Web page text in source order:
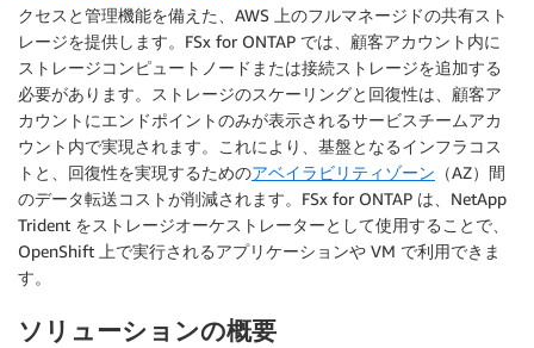
クセスと管理機能を備えた、AWS 上のフルマネージドの共有スト
レージを提供します。FSx for ONTAP では、顧客アカウント内に
ストレージコンピュートノードまたは接続ストレージを追加する
必要があります。ストレージのスケーリングと回復性は、顧客ア
カウントにエンドポイントのみが表示されるサービスチームアカ
ウント内で実現されます。これにより、基盤となるインフラコス
トと、回復性を実現するためのアベイラビリティゾーン （AZ）間
のデータ転送コストが削減されます。FSx for ONTAP は、NetApp
Trident をストレージオーケストレーターとして使用することで、
OpenShift 上で実行されるアプリケーションや VM で利用できま
す。
ソリューションの概要